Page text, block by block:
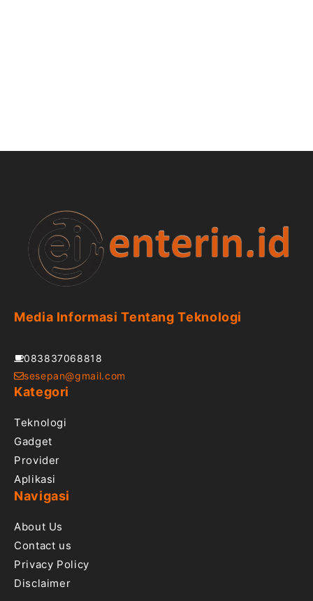
Media Informasi Tentang Teknologi
083837068818
sesepan@gmail.com
Kategori
Teknologi
Gadget
Provider
Aplikasi
Navigasi
About Us
Contact us
Privacy Policy
Disclaimer